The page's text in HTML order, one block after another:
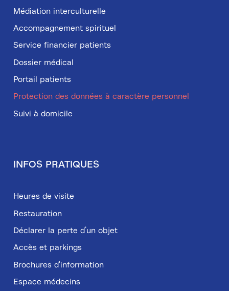
Médiation interculturelle
Accompagnement spirituel
Service financier patients
Dossier médical
Portail patients
Protection des données à caractère personnel
Suivi à domicile
INFOS PRATIQUES
Heures de visite
Restauration
Déclarer la perte d’un objet
Accès et parkings
Brochures d'information
Espace médecins